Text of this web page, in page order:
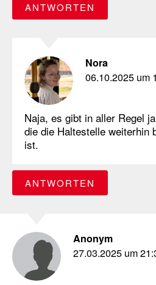
ANTWORTEN
Nora
06.10.2025 um
Naja, es gibt in aller Regel
die die Haltestelle weiterhin
ist.
ANTWORTEN
Anonym
27.03.2025 um